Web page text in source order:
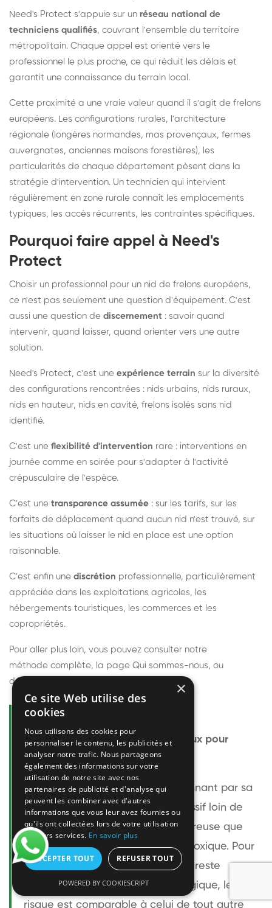
Need's Protect s'appuie sur un réseau national de
techniciens qualifiés, couvrant l'ensemble du territoire
métropolitain. Chaque appel est orienté vers le
professionnel le plus proche, ce qui réduit les délais et
garantit une connaissance du terrain local.
Cette proximité a une vraie valeur quand il s'agit de frelons
européens. Les configurations rurales, l'architecture
régionale (longères normandes, mas provençaux, fermes
auvergnates, anciennes maisons forestières), les
particularités de chaque département pèsent dans la
stratégie d'intervention. Un technicien qui intervient
régulièrement en zone rurale connaît les emplacements
typiques, les accès récurrents, les contraintes spécifiques.
Pourquoi faire appel à Need's
Protect
Choisir un professionnel pour un nid de frelons européens,
ce n'est pas seulement une question d'équipement. C'est
aussi une question de discernement : savoir quand
intervenir, quand laisser, quand orienter vers une autre
solution.
Need's Protect, c'est une expérience terrain sur la diversité
des configurations rencontrées : nids urbains, nids ruraux,
nids en hauteur, nids en cavité, frelons isolés sans nid
identifié.
C'est une flexibilité d'intervention rare : interventions en
journée comme en soirée pour s'adapter à l'activité
crépusculaire de l'espèce.
C'est une transparence assumée : sur les tarifs, sur les
forfaits de déplacement quand aucun nid n'est trouvé, sur
les situations où laisser le nid en place est une option
raisonnable.
C'est enfin une discrétion professionnelle, particulièrement
appréciée dans les exploitations agricoles, les
hébergements touristiques, les commerces et les
copropriétés.
Pour aller plus loin, vous pouvez consulter notre
méthode complète, la page Qui sommes-nous, ou
découvrir
Questions fréquentes
Le frelon européen est-il dangereux pour
l'homme ?
Le frelon européen est impressionnant par sa
taille mais relativement peu agressif loin de
son nid. Sa piqûre est plus douloureuse que
celle d'une guêpe sans être plus toxique. Pour
une personne non allergique, elle reste
bénigne. Pour une personne allergique, le
risque est comparable à celui de tout autre
×
Ce site Web utilise des
cookies
Nous utilisons des cookies pour
personnaliser le contenu, les publicités et
analyser notre trafic. Nous partageons
également des informations sur votre
utilisation de notre site avec nos
partenaires de publicité et d'analyse qui
peuvent les combiner avec d'autres
informations que vous leur avez fournies ou
qu'ils ont collectées lors de votre utilisation
de leurs services. En savoir plus
ACCEPTER TOUT REFUSER TOUT
POWERED BY COOKIESCRIPT